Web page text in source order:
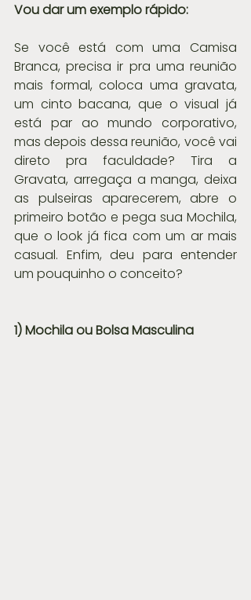
Vou dar um exemplo rápido:
Se você está com uma Camisa
Branca, precisa ir pra uma reunião
mais formal, coloca uma gravata,
um cinto bacana, que o visual já
está par ao mundo corporativo,
mas depois dessa reunião, você vai
direto pra faculdade? Tira a
Gravata, arregaça a manga, deixa
as pulseiras aparecerem, abre o
primeiro botão e pega sua Mochila,
que o look já fica com um ar mais
casual. Enfim, deu para entender
um pouquinho o conceito?
1) Mochila ou Bolsa Masculina